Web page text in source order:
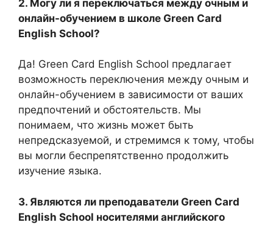
2. Могу ли я переключаться между очным и
онлайн-обучением в школе Green Card
English School?
Да! Green Card English School предлагает
возможность переключения между очным и
онлайн-обучением в зависимости от ваших
предпочтений и обстоятельств. Мы
понимаем, что жизнь может быть
непредсказуемой, и стремимся к тому, чтобы
вы могли беспрепятственно продолжить
изучение языка.
3. Являются ли преподаватели Green Card
English School носителями английского